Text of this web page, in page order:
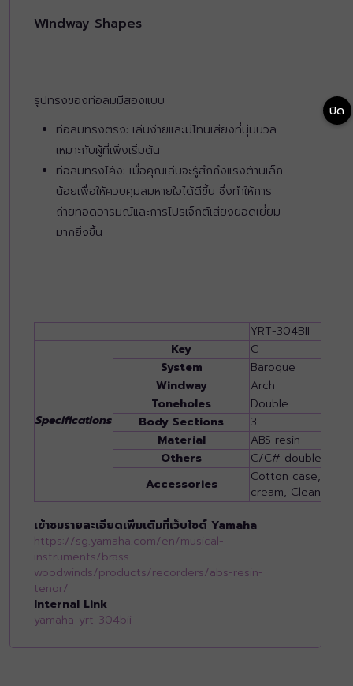
Windway Shapes
รูปทรงของท่อลมมีสองแบบ
ท่อลมทรงตรง: เล่นง่ายและมีโทนเสียงที่นุ่มนวล
เหมาะกับผู้ที่เพิ่งเริ่มต้น
ท่อลมทรงโค้ง: เมื่อคุณเล่นจะรู้สึกถึงแรงต้านเล็ก
น้อยเพื่อให้ควบคุมลมหายใจได้ดีขึ้น ซึ่งทำให้การ
ถ่ายทอดอารมณ์และการโปรเจ็กต์เสียงยอดเยี่ยม
มากยิ่งขึ้น
YRT-304BII
Specifications
Key
C
System
Baroque
Windway
Arch
Toneholes
Double
Body Sections
3
Material
ABS resin
Others
C/C# double keys
Accessories
Cotton case,
cream, Cleaning
เข้าชมรายละเอียดเพิ่มเติมที่เว็บไซต์ Yamaha
https://sg.yamaha.com/en/musical-
instruments/brass-
woodwinds/products/recorders/abs-resin-
tenor/
Internal Link
yamaha-yrt-304bii
ปิด